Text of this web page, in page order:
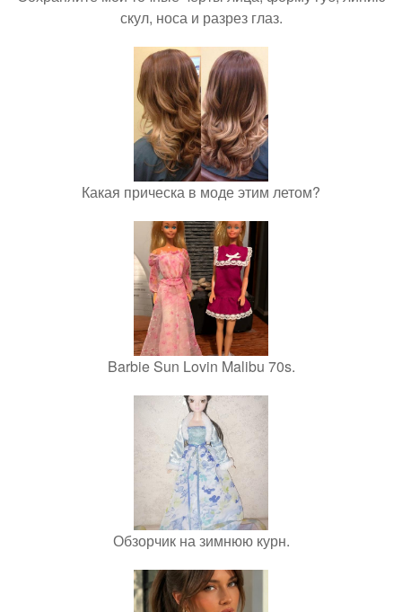
скул, носа и разрез глаз.
Какая прическа в моде этим летом?
Barbie Sun Lovin Malibu 70s.
Обзорчик на зимнюю курн.